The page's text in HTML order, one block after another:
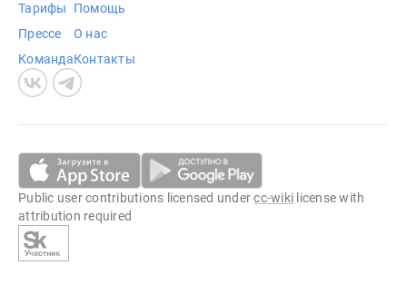
Тарифы
Прессе
Команда
Помощь
О нас
Контакты
Public user contributions licensed undercc-wiki license with
attribution required